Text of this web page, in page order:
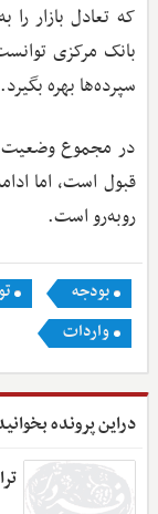
که تعادل بازار
بانک مرکزی
سپرده‌ها بهره بگیرد.
قبول است، اما
روبه‌رو است.
بودجه
واردات
دراین پرونده